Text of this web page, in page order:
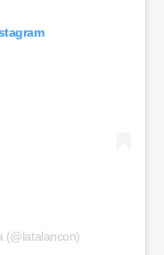
(@latalancon)